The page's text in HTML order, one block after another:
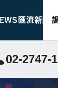
匯流新聞
02-2747-